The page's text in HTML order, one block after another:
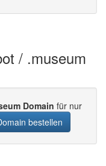
/ .museum
Domain für nur
bestellen